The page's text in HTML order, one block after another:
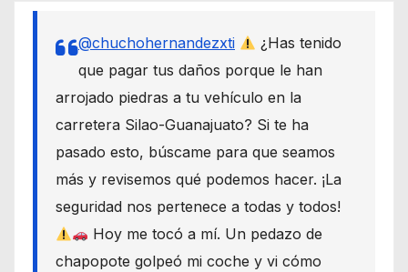
@chuchohernandezxti
¿Has tenido
que pagar tus daños porque le han
arrojado piedras a tu vehículo en la
carretera Silao-Guanajuato? Si te ha
pasado esto, búscame para que seamos
más y revisemos qué podemos hacer. ¡La
seguridad nos pertenece a todas y todos!
Hoy me tocó a mí. Un pedazo de
chapopote golpeó mi coche y vi cómo